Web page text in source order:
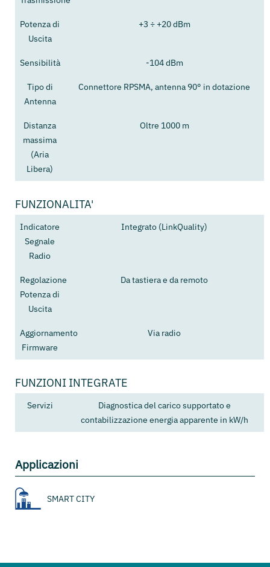
Potenza di
Uscita
+3 ÷ +20 dBm
Sensibilità -104 dBm
Tipo di
Antenna
Connettore RPSMA, antenna 90° in dotazione
Distanza
massima
(Aria
Libera)
Oltre 1000 m
FUNZIONALITA'
Indicatore
Segnale
Radio
Integrato (LinkQuality)
Regolazione
Potenza di
Uscita
Da tastiera e da remoto
Aggiornamento
Firmware
Via radio
FUNZIONI INTEGRATE
Servizi
Diagnostica del carico supportato e
contabilizzazione energia apparente in kW/h
Applicazioni
SMART CITY